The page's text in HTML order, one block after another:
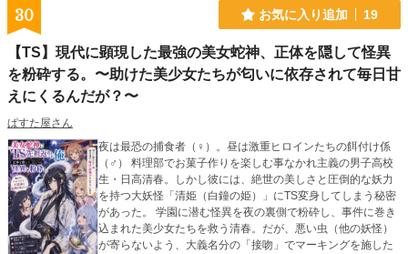
30 お気に入り追加 19
【TS】現代に顕現した最強の美女蛇神、正体を隠して怪異
を粉砕する。〜助けた美少女たちが匂いに依存されて毎日甘
えにくるんだが？〜
ぱすた屋さん
夜は最恐の捕食者（♀）。昼は激重ヒロインたちの餌付け係
（♂） 料理部でお菓子作りを楽しむ事なかれ主義の男子高校
生・日高清春。しかし彼には、絶世の美しさと圧倒的な妖力
を持つ大妖怪「清姫（白鐘の姫）」にTS変身してしまう秘密
があった。 学園に潜む怪異を夜の裏側で粉砕し、事件に巻き
込まれた美少女たちを救う清春。だが、悪い虫（他の妖怪）
が寄らないよう、大義名分の「接吻」でマーキングを施した